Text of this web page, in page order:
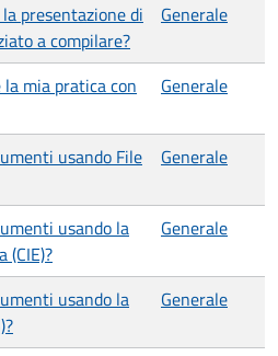
presentazione di
a compilare?
Generale
la mia pratica con
Generale
usando File
Generale
usando la
Generale
usando la
Generale